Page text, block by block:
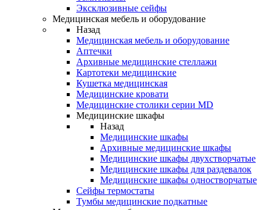
Эксклюзивные сейфы
Медицинская мебель и оборудование
Назад
Медицинская мебель и оборудование
Аптечки
Архивные медицинские стеллажи
Картотеки медицинские
Кушетка медицинская
Медицинские кровати
Медицинские столики серии MD
Медицинские шкафы
Назад
Медицинские шкафы
Архивные медицинские шкафы
Медицинские шкафы двухстворчатые
Медицинские шкафы для раздевалок
Медицинские шкафы одностворчатые
Сейфы термостаты
Тумбы медицинские подкатные